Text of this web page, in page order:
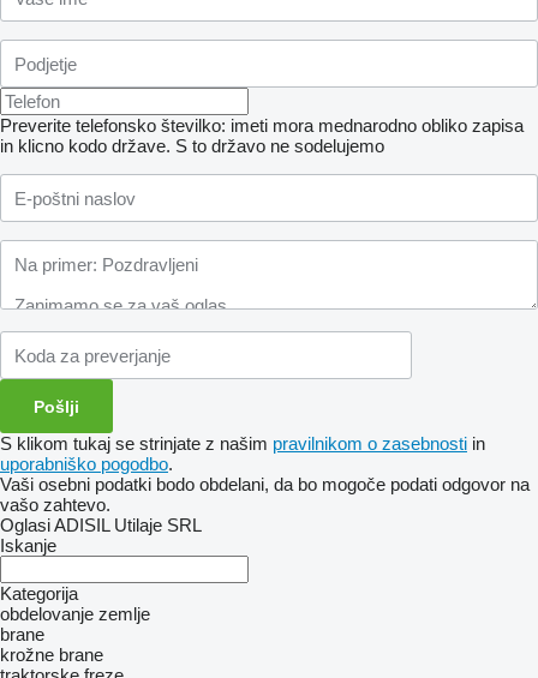
Preverite telefonsko številko: imeti mora mednarodno obliko zapisa
in klicno kodo države. S to državo ne sodelujemo
S klikom tukaj se strinjate z našim pravilnikom o zasebnosti in
uporabniško pogodbo.
Vaši osebni podatki bodo obdelani, da bo mogoče podati odgovor na
vašo zahtevo.
Oglasi ADISIL Utilaje SRL
Iskanje
Kategorija
obdelovanje zemlje
brane
krožne brane